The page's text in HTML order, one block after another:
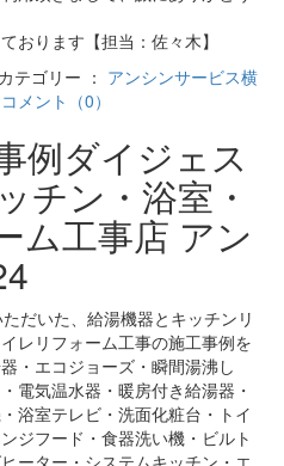
おります【担当：佐々木】
ゴリー ： アンシンサービス横
コメント（0）
例ダイジェス
チン・浴室・
ム工事店 アン
だいた、給湯機器とキッチンリ
レリフォーム工事の施工事例を
・エコジョーズ・瞬間湯沸し
電気温水器・暖房付き給湯器・
浴室テレビ・洗面化粧台・トイ
ジフード・食器洗い機・ビルト
ーター・システムキッチン・エ